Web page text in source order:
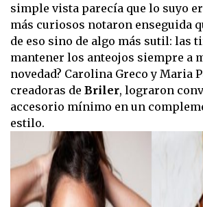
simple vista parecía que lo suyo
más curiosos notaron enseguida
de eso sino de algo más sutil: las
mantener los anteojos siempre a
novedad? Carolina Greco y Maria
creadoras de Briler, lograron
accesorio mínimo en un
estilo.